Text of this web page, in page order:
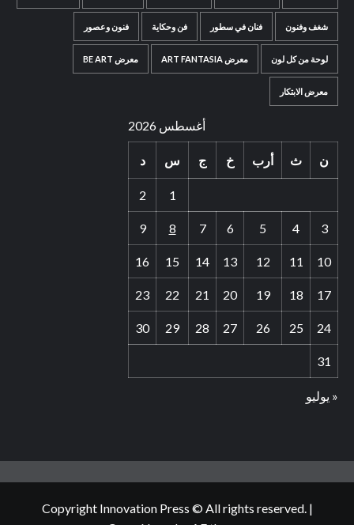
شغف وفنون فنان في سطور فن وحكاية فنون وعصور
لوحة من كل لون معرض ART FANTASIA معرض BE ART
معرض الابتكار
أغسطس 2026
ن ث أرب خ ج س د
1
2
3
4
5
6
7
8
9
10
11
12
13
14
15
16
17
18
19
20
21
22
23
24
25
26
27
28
29
30
31
« يوليو
Copyright Innovation Press © All rights reserved. |